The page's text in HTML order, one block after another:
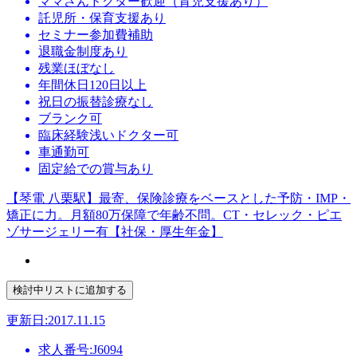
託児所・保育支援あり
セミナー参加費補助
退職金制度あり
残業ほぼなし
年間休日120日以上
祝日の振替診療なし
ブランク可
臨床経験浅いドクター可
車通勤可
固定給での賞与あり
【琴電 八栗駅】最寄、保険診療をベースとした予防・IMP・
矯正に力。月額80万保障で年齢不問。CT・セレック・ピエ
ゾサージェリー有【社保・厚生年金】
更新日:2017.11.15
求人番号:J6094